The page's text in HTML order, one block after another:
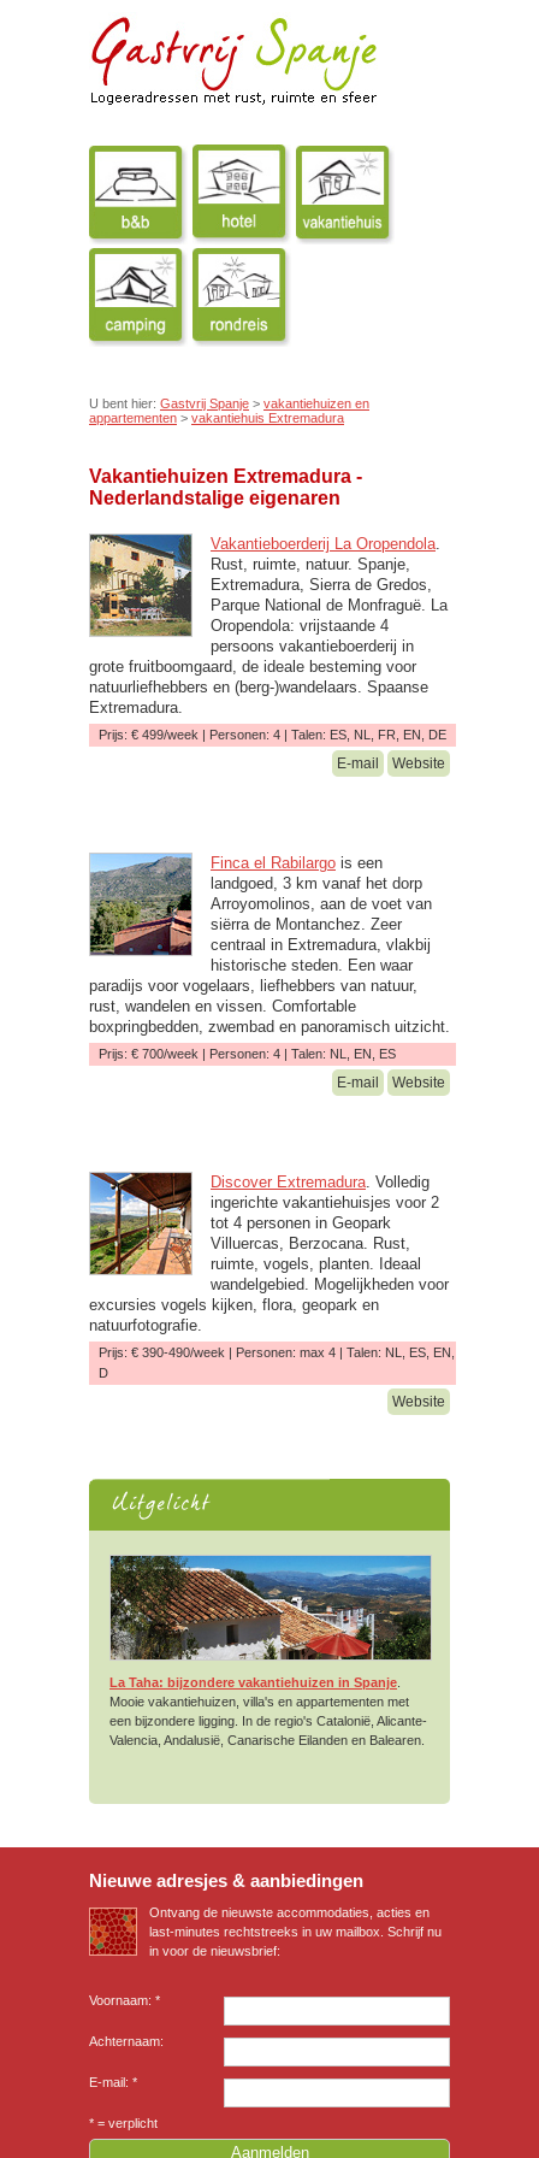
U bent hier: Gastvrij Spanje > vakantiehuizen en
appartementen > vakantiehuis Extremadura
Vakantiehuizen Extremadura -
Nederlandstalige eigenaren
Vakantieboerderij La Oropendola.
Rust, ruimte, natuur. Spanje,
Extremadura, Sierra de Gredos,
Parque National de Monfraguë. La
Oropendola: vrijstaande 4
persoons vakantieboerderij in
grote fruitboomgaard, de ideale besteming voor
natuurliefhebbers en (berg-)wandelaars. Spaanse
Extremadura.
Prijs: € 499/week | Personen: 4 | Talen: ES, NL, FR, EN, DE
E-mail Website
Finca el Rabilargo is een
landgoed, 3 km vanaf het dorp
Arroyomolinos, aan de voet van
siërra de Montanchez. Zeer
centraal in Extremadura, vlakbij
historische steden. Een waar
paradijs voor vogelaars, liefhebbers van natuur,
rust, wandelen en vissen. Comfortable
boxpringbedden, zwembad en panoramisch uitzicht.
Prijs: € 700/week | Personen: 4 | Talen: NL, EN, ES
E-mail Website
Discover Extremadura. Volledig
ingerichte vakantiehuisjes voor 2
tot 4 personen in Geopark
Villuercas, Berzocana. Rust,
ruimte, vogels, planten. Ideaal
wandelgebied. Mogelijkheden voor
excursies vogels kijken, flora, geopark en
natuurfotografie.
Prijs: € 390-490/week | Personen: max 4 | Talen: NL, ES, EN,
D
Website
La Taha: bijzondere vakantiehuizen in Spanje
Mooie vakantiehuizen, villa's en appartementen met
een bijzondere ligging. In de regio's Catalonië, Alicante-
Valencia, Andalusië, Canarische Eilanden en Balearen.
Nieuwe adresjes & aanbiedingen
Ontvang de nieuwste accommodaties, acties en
last-minutes rechtstreeks in uw mailbox. Schrijf nu
in voor de nieuwsbrief:
Voornaam: *
Achternaam:
E-mail: *
* = verplicht